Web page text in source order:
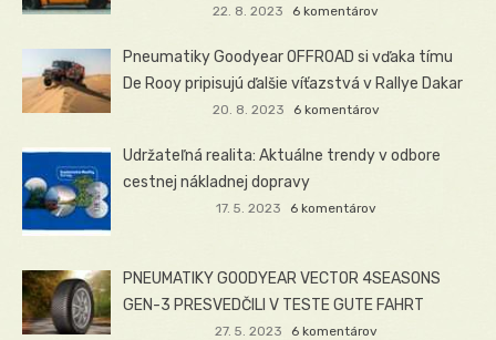
22. 8. 2023 6 komentárov
Pneumatiky Goodyear OFFROAD si vďaka tímu
De Rooy pripisujú ďalšie víťazstvá v Rallye Dakar
20. 8. 2023 6 komentárov
Udržateľná realita: Aktuálne trendy v odbore
cestnej nákladnej dopravy
17. 5. 2023 6 komentárov
PNEUMATIKY GOODYEAR VECTOR 4SEASONS
GEN-3 PRESVEDČILI V TESTE GUTE FAHRT
27. 5. 2023 6 komentárov